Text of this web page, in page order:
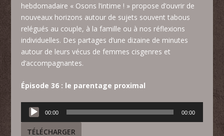
hebdomadaire « Osons l’intime ! » propose d’ouvrir de
nouveaux horizons autour de sujets souvent tabous
relégués au couple, à la famille ou à nos réflexions
individuelles. Des partages d’une dizaine de minutes
autour de leurs vécus de femmes cisgenres et
d’accompagnantes.
Épisode 36 : le parentage proximal
Lecteur
audio
00:00 00:00
TÉLÉCHARGER